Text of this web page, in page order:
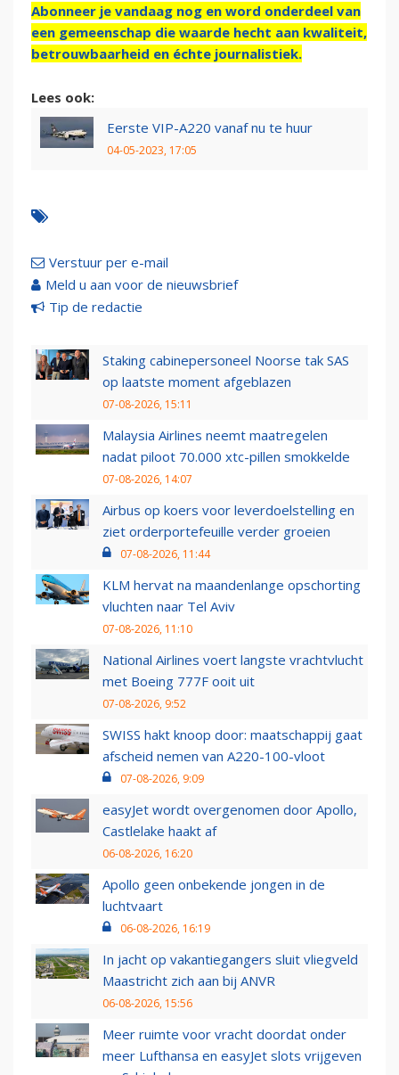
Abonneer je vandaag nog en word onderdeel van
een gemeenschap die waarde hecht aan kwaliteit,
betrouwbaarheid en échte journalistiek.
Lees ook:
Eerste VIP-A220 vanaf nu te huur
04-05-2023, 17:05
Verstuur per e-mail
Meld u aan voor de nieuwsbrief
Tip de redactie
Staking cabinepersoneel Noorse tak SAS
op laatste moment afgeblazen
07-08-2026, 15:11
Malaysia Airlines neemt maatregelen
nadat piloot 70.000 xtc-pillen smokkelde
07-08-2026, 14:07
Airbus op koers voor leverdoelstelling en
ziet orderportefeuille verder groeien
07-08-2026, 11:44
KLM hervat na maandenlange opschorting
vluchten naar Tel Aviv
07-08-2026, 11:10
National Airlines voert langste vrachtvlucht
met Boeing 777F ooit uit
07-08-2026, 9:52
SWISS hakt knoop door: maatschappij gaat
afscheid nemen van A220-100-vloot
07-08-2026, 9:09
easyJet wordt overgenomen door Apollo,
Castlelake haakt af
06-08-2026, 16:20
Apollo geen onbekende jongen in de
luchtvaart
06-08-2026, 16:19
In jacht op vakantiegangers sluit vliegveld
Maastricht zich aan bij ANVR
06-08-2026, 15:56
Meer ruimte voor vracht doordat onder
meer Lufthansa en easyJet slots vrijgeven